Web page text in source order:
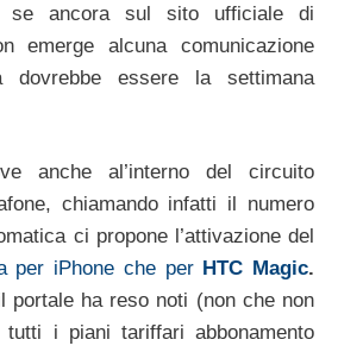
se ancora sul sito ufficiale di
emerge alcuna comunicazione
dovrebbe essere la settimana
anche al’interno del circuito
chiamando infatti il numero
ci propone l’attivazione del
per iPhone che per HTC Magic.
portale ha reso noti (non che non
i piani tariffari abbonamento